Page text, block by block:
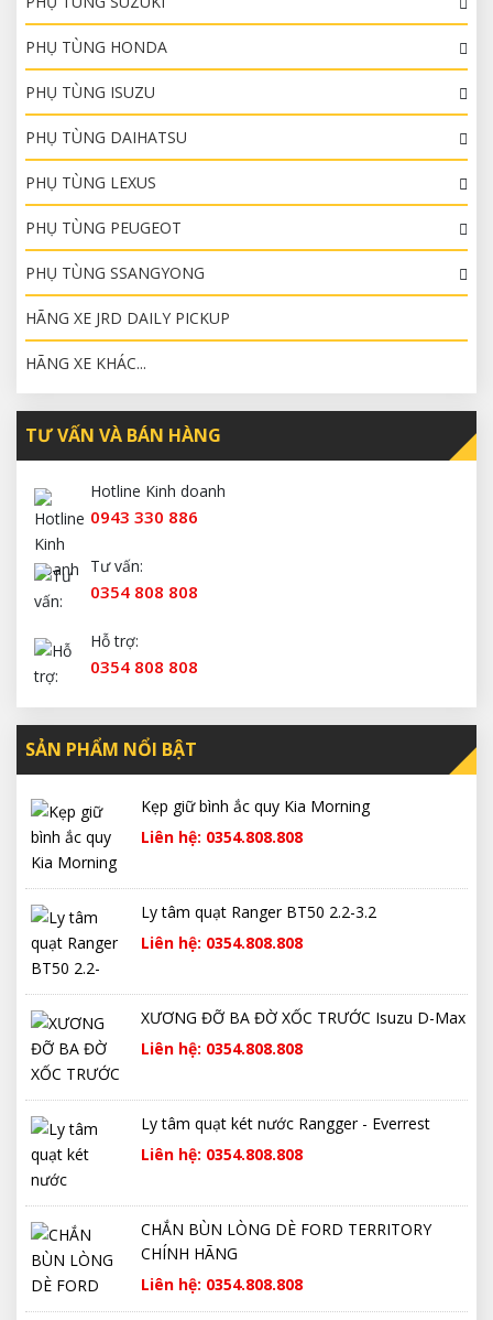
PHỤ TÙNG HONDA
PHỤ TÙNG ISUZU
PHỤ TÙNG DAIHATSU
PHỤ TÙNG LEXUS
PHỤ TÙNG PEUGEOT
PHỤ TÙNG SSANGYONG
HÃNG XE JRD DAILY PICKUP
HÃNG XE KHÁC...
TƯ VẤN VÀ BÁN HÀNG
Hotline Kinh doanh
0943 330 886
Tư vấn:
0354 808 808
Hỗ trợ:
0354 808 808
SẢN PHẨM NỔI BẬT
Kẹp giữ bình ắc quy Kia Morning
Liên hệ: 0354.808.808
Ly tâm quạt Ranger BT50 2.2-3.2
Liên hệ: 0354.808.808
XƯƠNG ĐỠ BA ĐỜ XỐC TRƯỚC Isuzu D-Max
Liên hệ: 0354.808.808
Ly tâm quạt két nước Rangger - Everrest
Liên hệ: 0354.808.808
CHẮN BÙN LÒNG DÈ FORD TERRITORY
CHÍNH HÃNG
Liên hệ: 0354.808.808